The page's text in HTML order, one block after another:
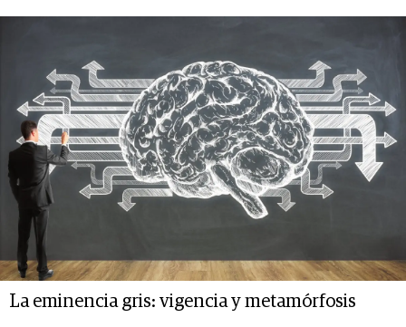
La eminencia gris: vigencia y metamórfosis